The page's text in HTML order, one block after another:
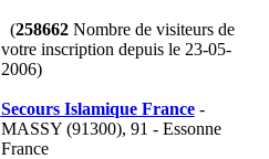
(258662Nombre de visiteurs de
votre inscription depuis le 23-05-
2006)
Secours Islamique France-
MASSY (91300), 91 - Essonne
France